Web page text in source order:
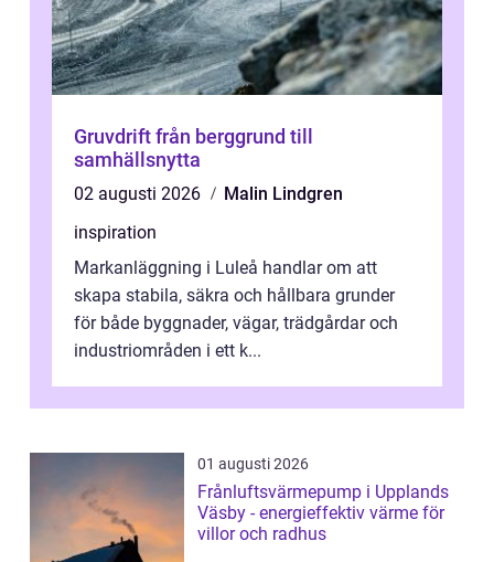
Gruvdrift från berggrund till
samhällsnytta
02 augusti 2026
Malin Lindgren
inspiration
Markanläggning i Luleå handlar om att
skapa stabila, säkra och hållbara grunder
för både byggnader, vägar, trädgårdar och
industriområden i ett k...
01 augusti 2026
Frånluftsvärmepump i Upplands
Väsby - energieffektiv värme för
villor och radhus